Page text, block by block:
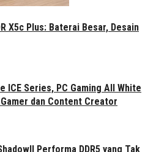
X5c Plus: Baterai Besar, Desain
ICE Series, PC Gaming All White
dan Content Creator
Performa DDR5 yang Tak